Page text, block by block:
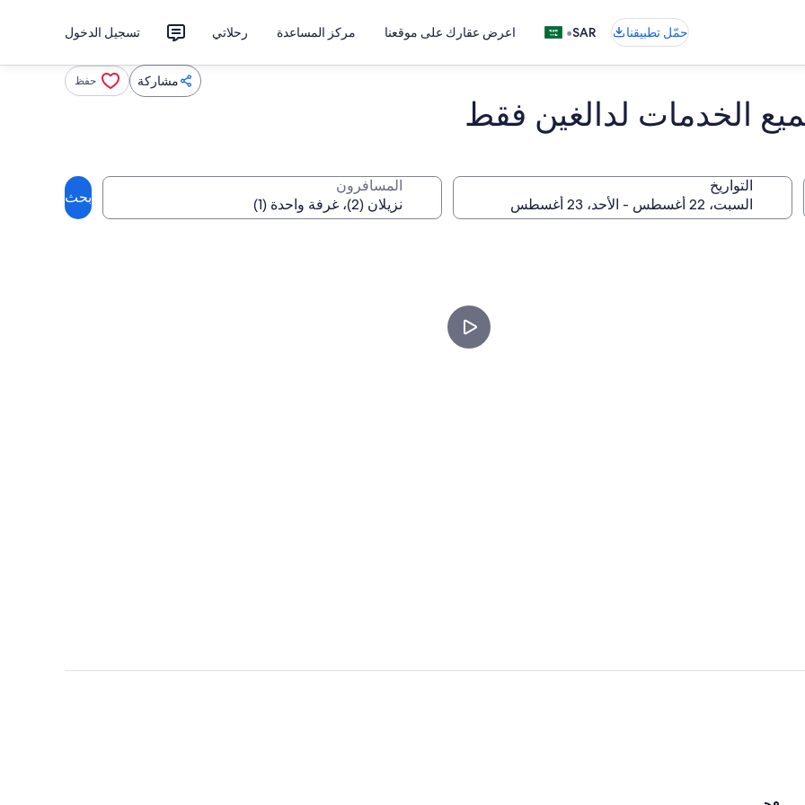
حمّل تطبيقنا SAR
• اعرض عقارك على موقعنا مركز المساعدة رحلاتي تسجيل الدخول
مشاركة حفظ
الخدمات لدالغين فقط
التواريخ المسافرون
بحث